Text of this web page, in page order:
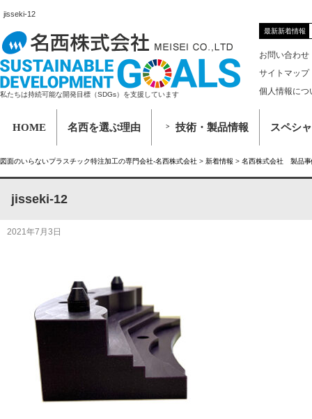
jisseki-12
私たちは持続可能な開発目標（SDGs）を支援しています
最新新着情報
お問い合わせ
サイトマップ
個人情報につ
HOME 名西を選ぶ理由 技術・製品情報 スペシ
図面のいらないプラスチック特注加工の専門会社-名西株式会社 > 新着情報 > 名西株式会社 製品
jisseki-12
2021年7月3日